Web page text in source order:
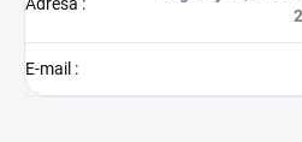
Adresa :
E-mail :